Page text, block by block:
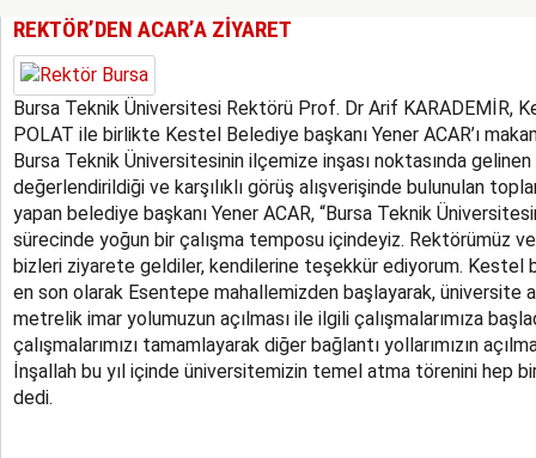
REKTÖR’DEN ACAR’A ZİYARET
Bursa Teknik Üniversitesi Rektörü Prof. Dr Arif KARADEMİR,
POLAT ile birlikte Kestel Belediye başkanı Yener ACAR’ı
Bursa Teknik Üniversitesinin ilçemize inşası noktasında gelinen
değerlendirildiği ve karşılıklı görüş alışverişinde bulunulan
yapan belediye başkanı Yener ACAR, “Bursa Teknik
sürecinde yoğun bir çalışma temposu içindeyiz. Rektörümüz ve
bizleri ziyarete geldiler, kendilerine teşekkür ediyorum. Kestel
en son olarak Esentepe mahallemizden başlayarak, üniversite
metrelik imar yolumuzun açılması ile ilgili çalışmalarımıza
çalışmalarımızı tamamlayarak diğer bağlantı yollarımızın
İnşallah bu yıl içinde üniversitemizin temel atma törenini hep
dedi.